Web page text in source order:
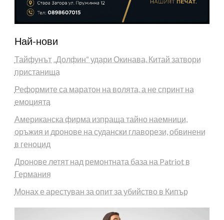
Най-нови
Тайфунът „Долфин“ удари Окинава, Китай затвори
пристанища
Реформите са маратон на волята, а не спринт на
емоцията
Американска фирма изпраща тайно наемници,
оръжия и дронове на судански главорези, обвинени
в геноцид
Дронове летят над ремонтната база на Patriot в
Германия
Монах е арестуван за опит за убийство в Кипър